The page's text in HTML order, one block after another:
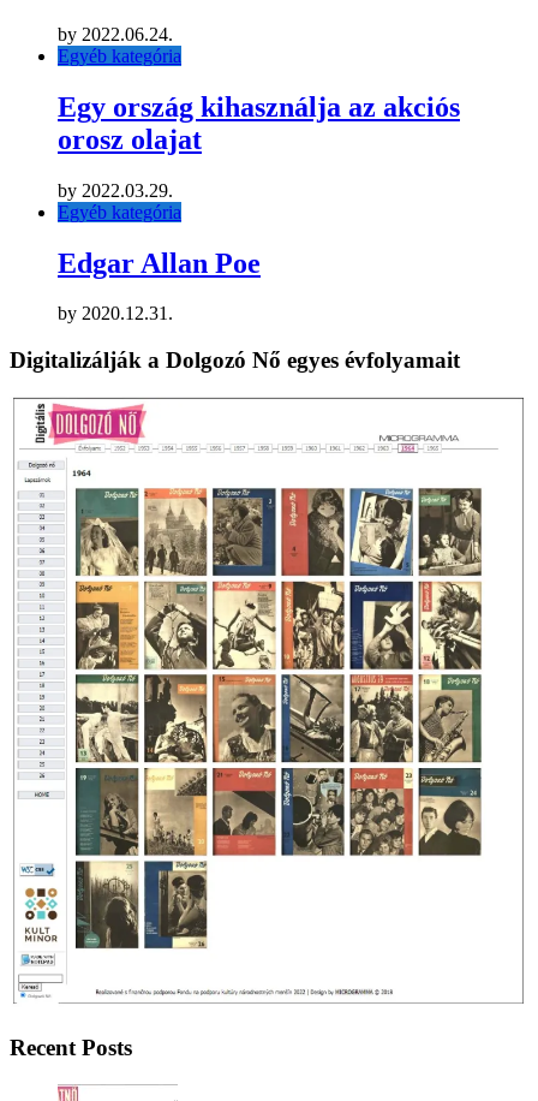
by 2022.06.24.
Egyéb kategória
Egy ország kihasználja az akciós
orosz olajat
by 2022.03.29.
Egyéb kategória
Edgar Allan Poe
by 2020.12.31.
Digitalizálják a Dolgozó Nő egyes évfolyamait
Recent Posts